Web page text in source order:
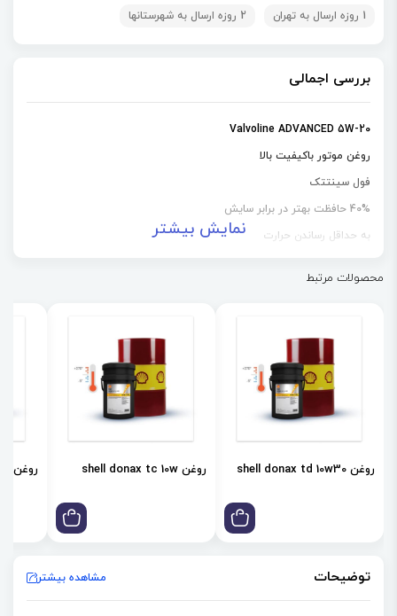
1 روزه ارسال به تهران 2 روزه ارسال به شهرستانها
بررسی اجمالی
Valvoline ADVANCED 5W-20
روغن موتور باکیفیت بالا
فول سینتتک
40% حافظت بهتر در برابر سایش
به حداقل رساندن حرارت
حفظ ویسکوزیته
نمایش بیشتر
محصولات مرتبط
روغن shell donax td 10w30 روغن shell donax tc 10w روغن shell donax td 85w
توضیحات مشاهده بیشتر